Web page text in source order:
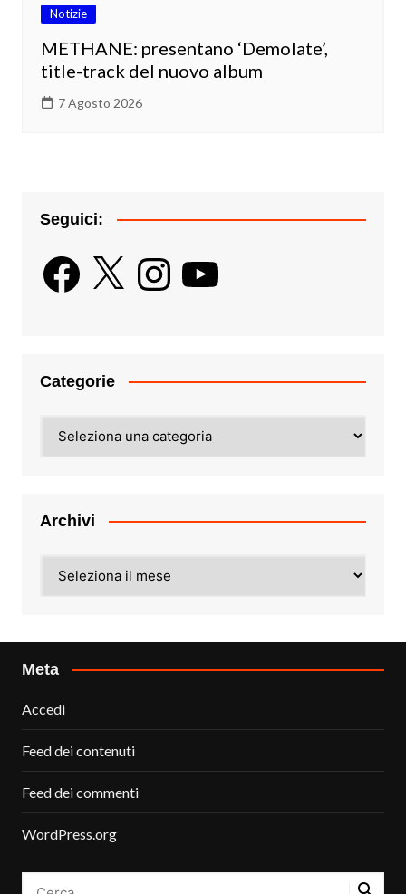
Notizie
METHANE: presentano ‘Demolate’,
title-track del nuovo album
7 Agosto 2026
Seguici:
Facebook
X InstagramYouTube
Categorie
Archivi
Meta
Accedi
Feed dei contenuti
Feed dei commenti
WordPress.org